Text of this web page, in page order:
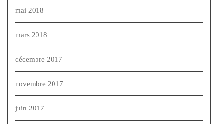
mai 2018
mars 2018
décembre 2017
novembre 2017
juin 2017